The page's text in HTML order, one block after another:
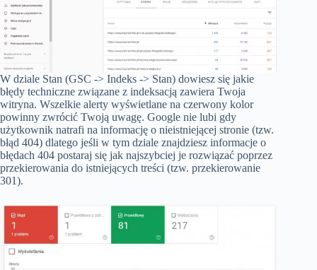
W dziale Stan (GSC -> Indeks -> Stan) dowiesz się jakie
błędy techniczne związane z indeksacją zawiera Twoja
witryna. Wszelkie alerty wyświetlane na czerwony kolor
powinny zwrócić Twoją uwagę. Google nie lubi gdy
użytkownik natrafi na informację o nieistniejącej stronie (tzw.
błąd 404) dlatego jeśli w tym dziale znajdziesz informacje o
błędach 404 postaraj się jak najszybciej je rozwiązać poprzez
przekierowania do istniejących treści (tzw. przekierowanie
301).